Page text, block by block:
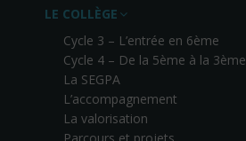
LE COLLÈGE
Cycle 3 – L’entrée en 6ème
Cycle 4 – De la 5ème à la 3ème
La SEGPA
L’accompagnement
La valorisation